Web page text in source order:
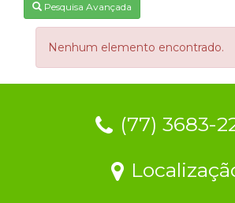
Pesquisa Avançada
Nenhum elemento encontrado.
(77) 3683-